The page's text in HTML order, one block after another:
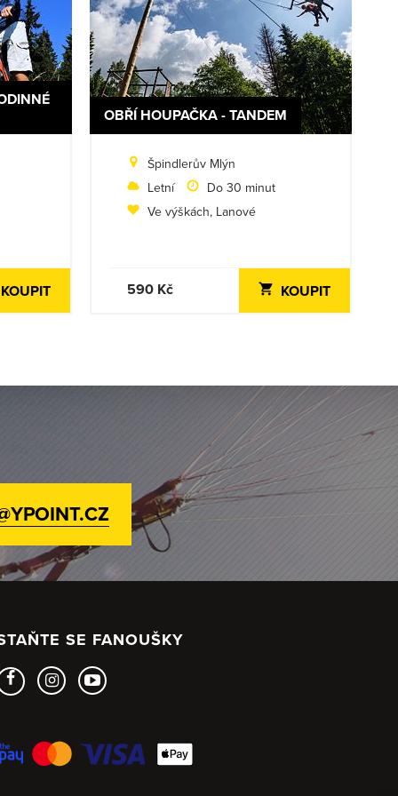
OBŘÍ HOUPAČKA - TANDEM
Špindlerův Mlýn
Letní
Do 30 minut
Ve výškách, Lanové
590 Kč KOUPIT
SE FANOUŠKY